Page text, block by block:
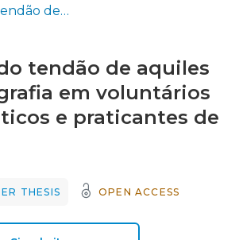
Avaliação do tendão de aquiles por elastografia em voluntários assintomáticos e praticantes de atletismo
tendão de aquiles
em voluntários
e praticantes de
THESIS OPEN ACCESS